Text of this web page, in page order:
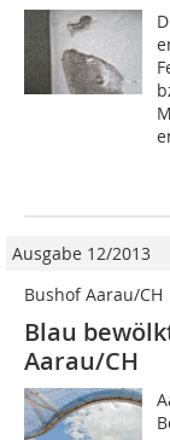
Ausgabe 12/2013
Bushof Aarau/CH
Blau
Aarau/CH